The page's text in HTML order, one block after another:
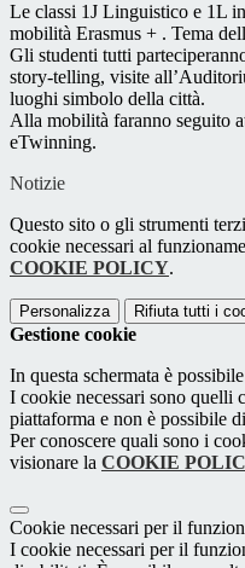
Le classi 1J Linguistico e 1L
mobilità Erasmus + . Tema
Gli studenti tutti
story-telling, visite
luoghi simbolo della città.
Alla mobilità faranno seguito
eTwinning.
Notizie
Questo sito o gli strumenti
cookie necessari al
COOKIE POLICY.
Personalizza Rifiuta tutti i
Gestione cookie
In questa schermata è
I cookie necessari sono quelli
piattaforma e non è possibile
Per conoscere quali sono i
visionare la COOKIE
Cookie necessari per il
I cookie necessari per il